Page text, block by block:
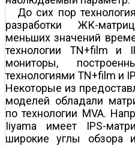
До сих пор
разработки ЖК-
меньших значений
технологии TN+film
мониторы,
технологиями TN+film и
Некоторые из
моделей обладали
по технологии MVA.
Iiyama имеет IPS-
широкие углы обзора